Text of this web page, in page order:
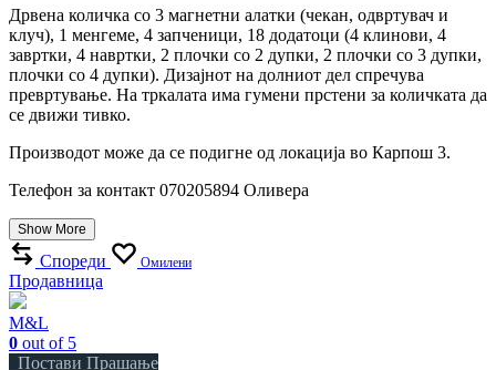
Дрвена количка со 3 магнетни алатки (чекан, одвртувач и
клуч), 1 менгеме, 4 запченици, 18 додатоци (4 клинови, 4
завртки, 4 навртки, 2 плочки со 2 дупки, 2 плочки со 3 дупки,
плочки со 4 дупки). Дизајнот на долниот дел спречува
превртување. На тркалата има гумени прстени за количката да
се движи тивко.
Производот може да се подигне од локација во Карпош 3.
Телефон за контакт 070205894 Оливера
Show More
Спореди Омилени
Продавница
М&L
0 out of 5
Постави Прашање